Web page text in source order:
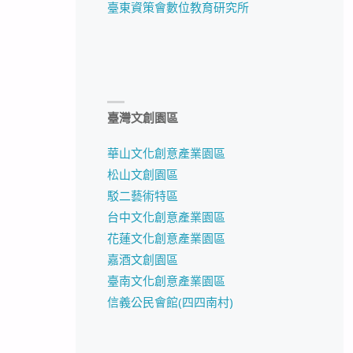
臺東資策會數位教育研究所
臺灣文創園區
華山文化創意產業園區
松山文創園區
駁二藝術特區
台中文化創意產業園區
花蓮文化創意產業園區
嘉酒文創園區
臺南文化創意產業園區
信義公民會館(四四南村)